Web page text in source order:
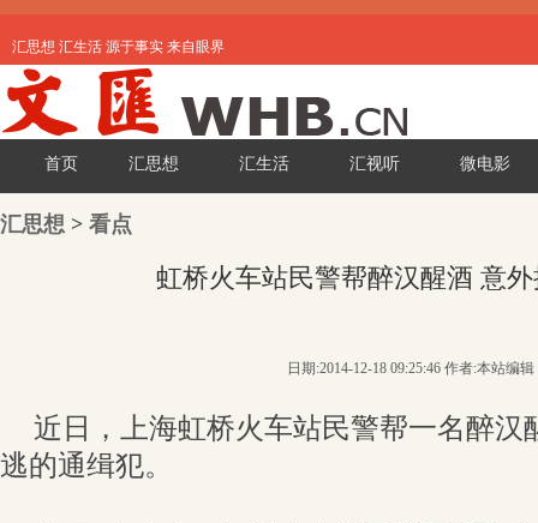
汇思想 汇生活 源于事实 来自眼界
首页 汇思想 汇生活 汇视听 微电影
汇思想 > 看点
虹桥火车站民警帮醉汉醒酒 意
日期:2014-12-18 09:25:46 作者:本站编辑
近日，上海虹桥火车站民警帮一名醉汉
逃的通缉犯。